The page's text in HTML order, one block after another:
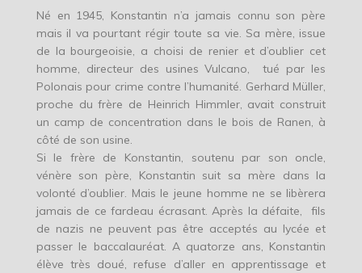
Né en 1945, Konstantin n’a jamais connu son père
mais il va pourtant régir toute sa vie. Sa mère, issue
de la bourgeoisie, a choisi de renier et d’oublier cet
homme, directeur des usines Vulcano, tué par les
Polonais pour crime contre l’humanité. Gerhard Müller,
proche du frère de Heinrich Himmler, avait construit
un camp de concentration dans le bois de Ranen, à
côté de son usine.
Si le frère de Konstantin, soutenu par son oncle,
vénère son père, Konstantin suit sa mère dans la
volonté d’oublier. Mais le jeune homme ne se libèrera
jamais de ce fardeau écrasant. Après la défaite, fils
de nazis ne peuvent pas être acceptés au lycée et
passer le baccalauréat. A quatorze ans, Konstantin
élève très doué, refuse d’aller en apprentissage et